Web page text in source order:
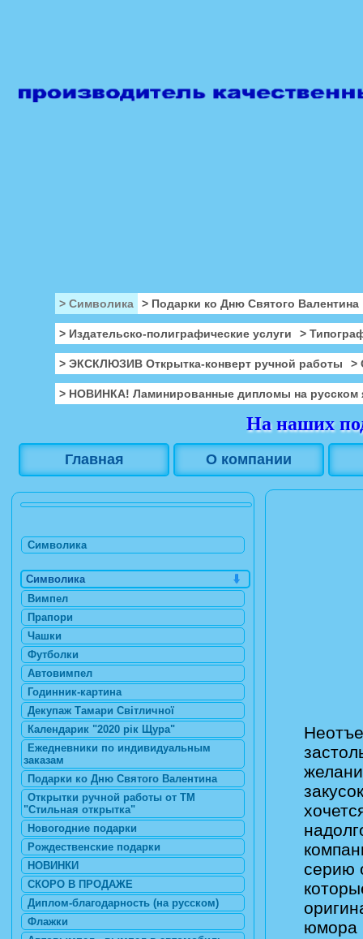
> Символика > Подарки ко Дню Святого Валентина
> Издательско-полиграфические услуги >
> ЭКСКЛЮЗИВ Открытка-конверт ручной работы >
> НОВИНКА! Ламинированные дипломы на русском
На наших
Главная О компании
серию
юмора
Символика
Символика
Вимпел
Прапори
Чашки
Футболки
Автовимпел
Годинник-картина
Декупаж Тамари Світличної
Календарик "2020 рік Щура"
Ежедневники по индивидуальным
заказам
Подарки ко Дню Святого Валентина
Открытки ручной работы от ТМ
"Стильная открытка"
Новогодние подарки
Рождественские подарки
НОВИНКИ
СКОРО В ПРОДАЖЕ
Диплом-благодарность (на русском)
Флажки